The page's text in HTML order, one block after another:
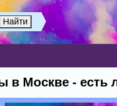
в Москве - есть